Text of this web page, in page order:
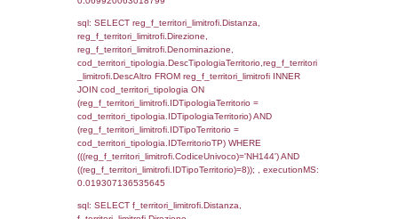
cod_territori_tipologia.IDTerritorioTP)
(((f_territori_limitrofi.IDNotifica)=2329) AND
((f_territori_limitrofi.IDTipoTerritorio)=2)),
0.0695481300354
sql: SELECT f_territori_limitrofi.Distanza,
f_territori_limitrofi.Direzione,
f_territori_limitrofi.Denominazione,
f_territori_limitrofi.DescAltro FROM